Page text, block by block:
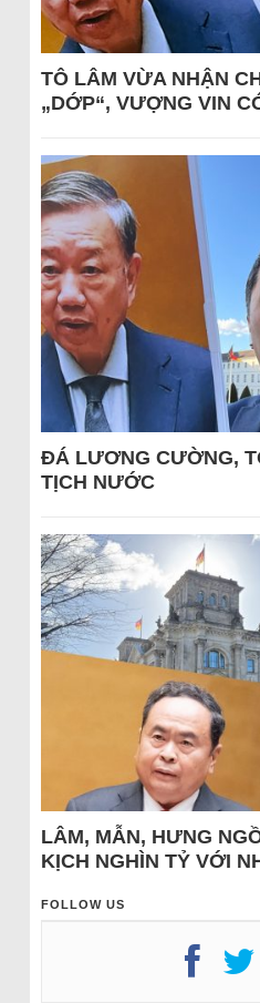
TÔ LÂM VỪA NHẬN
„DỚP“, VƯỢNG VIN
ĐÁ LƯƠNG CƯỜNG,
TỊCH NƯỚC
LÂM, MẪN, HƯNG
KỊCH NGHÌN TỶ VỚI
FOLLOW US